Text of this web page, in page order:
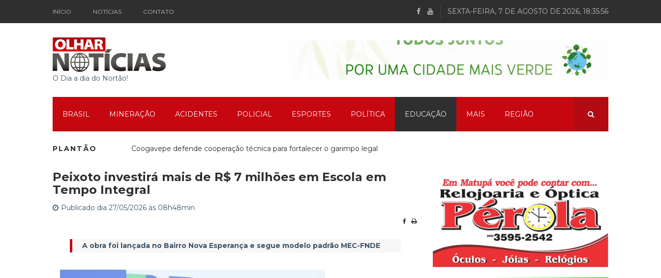
INÍCIO NOTÍCIAS CONTATO SEXTA-FEIRA, 7 DE AGOSTO DE 2026, 18:35:57
O Dia a dia do Nortão!
BRASIL MINERAÇÃO ACIDENTES POLICIAL ESPORTES POLÍTICA EDUCAÇÃO MAIS REGIÃO
PLANTÃO Coogavepe defende cooperação técnica para fortalecer o garimpo legal
Mutirão Social em Movimento no Bairro Mãe de Deus em Peixoto
R$ 14 milhões garantidos para água tratada de União do Norte
Peixoto investirá mais de R$ 7 milhões em Escola em
Tempo Integral
Publicado dia 27/05/2026 às 08h48min
A obra foi lançada no Bairro Nova Esperança e segue modelo padrão MEC-FNDE